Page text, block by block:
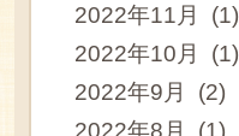
2022年11月 (1)
2022年10月 (1)
2022年9月 (2)
2022年8月 (1)